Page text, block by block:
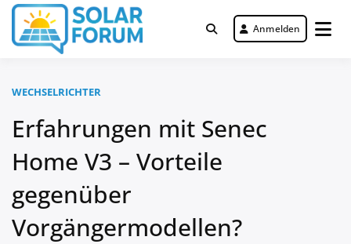
Zum
Inhalt
springen
Solar Forum
Deutschlandweit Nr. 1 Forum für
gewerbliche Solar Investments
Anmelden
WECHSELRICHTER
Erfahrungen mit Senec
Home V3 – Vorteile
gegenüber
Vorgängermodellen?